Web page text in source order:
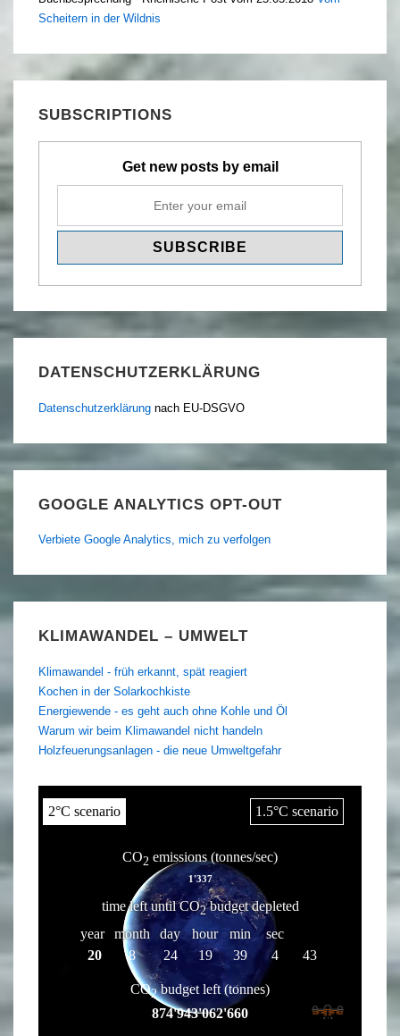
Scheitern in der Wildnis
SUBSCRIPTIONS
Get new posts by email
DATENSCHUTZERKLÄRUNG
Datenschutzerklärung nach EU-DSGVO
GOOGLE ANALYTICS OPT-OUT
Verbiete Google Analytics, mich zu verfolgen
KLIMAWANDEL – UMWELT
Klimawandel - früh erkannt, spät reagiert
Kochen in der Solarkochkiste
Energiewende - es geht auch ohne Kohle und Öl
Warum wir beim Klimawandel nicht handeln
Holzfeuerungsanlagen - die neue Umweltgefahr